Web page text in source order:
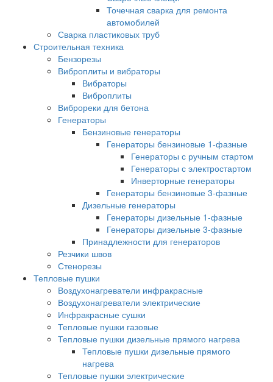
Точечная сварка для ремонта
автомобилей
Сварка пластиковых труб
Строительная техника
Бензорезы
Виброплиты и вибраторы
Вибраторы
Виброплиты
Виброреки для бетона
Генераторы
Бензиновые генераторы
Генераторы бензиновые 1-фазные
Генераторы с ручным стартом
Генераторы с электростартом
Инверторные генераторы
Генераторы бензиновые 3-фазные
Дизельные генераторы
Генераторы дизельные 1-фазные
Генераторы дизельные 3-фазные
Принадлежности для генераторов
Резчики швов
Стенорезы
Тепловые пушки
Воздухонагреватели инфракрасные
Воздухонагреватели электрические
Инфракрасные сушки
Тепловые пушки газовые
Тепловые пушки дизельные прямого нагрева
Тепловые пушки дизельные прямого
нагрева
Тепловые пушки электрические